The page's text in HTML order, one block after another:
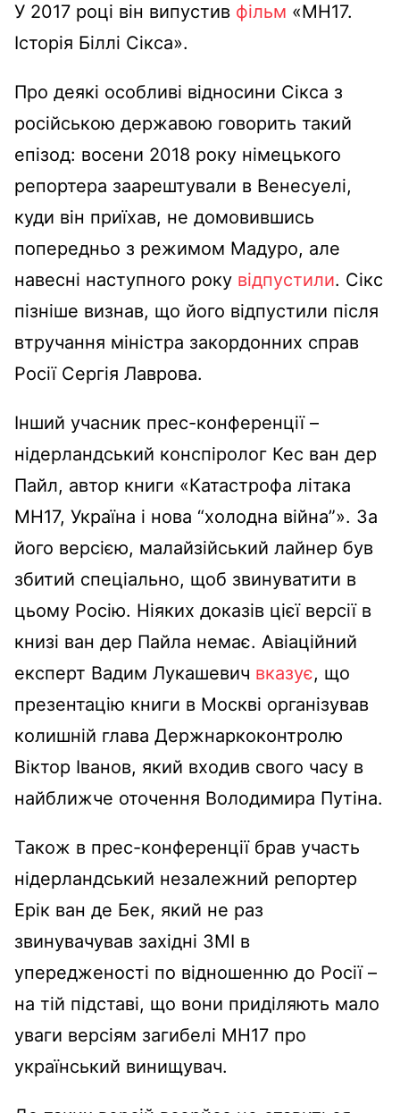
У 2017 році він випустив фільм «MH17.
Історія Біллі Сікса».
Про деякі особливі відносини Сікса з
російською державою говорить такий
епізод: восени 2018 року німецького
репортера заарештували в Венесуелі,
куди він приїхав, не домовившись
попередньо з режимом Мадуро, але
навесні наступного року відпустили. Сікс
пізніше визнав, що його відпустили після
втручання міністра закордонних справ
Росії Сергія Лаврова.
Інший учасник прес-конференції –
нідерландський конспіролог Кес ван дер
Пайл, автор книги «Катастрофа літака
МН17, Україна і нова “холодна війна”». За
його версією, малайзійський лайнер був
збитий спеціально, щоб звинуватити в
цьому Росію. Ніяких доказів цієї версії в
книзі ван дер Пайла немає. Авіаційний
експерт Вадим Лукашевич вказує, що
презентацію книги в Москві організував
колишній глава Держнаркоконтролю
Віктор Іванов, який входив свого часу в
найближче оточення Володимира Путіна.
Також в прес-конференції брав участь
нідерландський незалежний репортер
Ерік ван де Бек, який не раз
звинувачував західні ЗМІ в
упередженості по відношенню до Росії –
на тій підставі, що вони приділяють мало
уваги версіям загибелі MH17 про
український винищувач.